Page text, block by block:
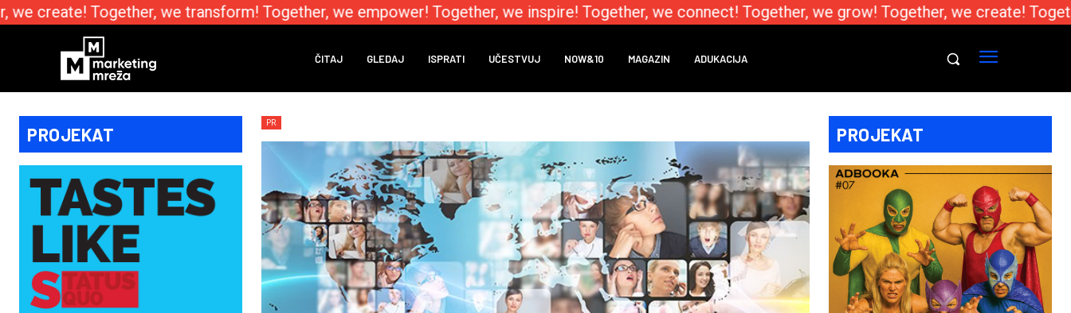
create! Together, we transform! Together, we empower! Together, we inspire! Together, we connect! Together, we grow! Together, we create!
ČITAJ GLEDAJ ISPRATI UČESTVUJ NOW&10 MAGAZIN ADUKACIJA
PROJEKAT
PR
PROJEKAT